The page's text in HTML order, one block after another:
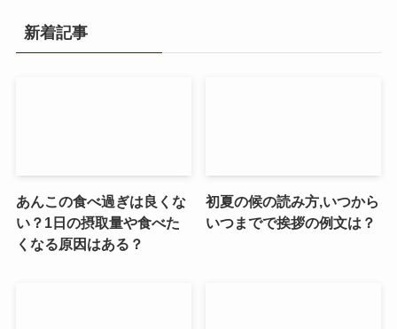
新着記事
あんこの食べ過ぎは良くな
い？1日の摂取量や食べた
くなる原因はある？
初夏の候の読み方,いつから
いつまでで挨拶の例文は？